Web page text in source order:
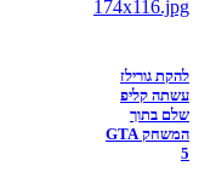
להקת גורילז
עשתה קליפ
שלם בתוך
המשחק GTA
5